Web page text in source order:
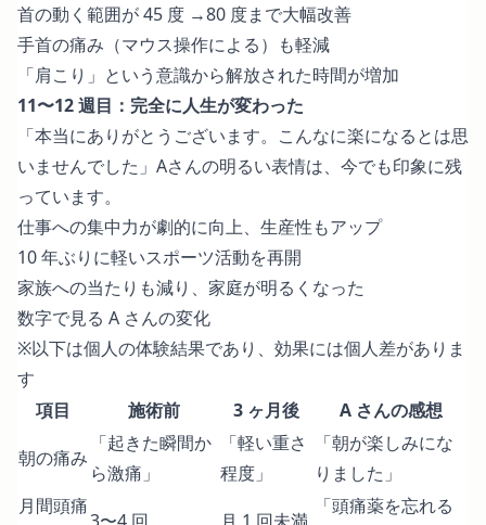
首の動く範囲が 45 度 →80 度まで大幅改善
手首の痛み（マウス操作による）も軽減
「肩こり」という意識から解放された時間が増加
11〜12 週目：完全に人生が変わった
「本当にありがとうございます。こんなに楽になるとは思
いませんでした」Aさんの明るい表情は、今でも印象に残
っています。
仕事への集中力が劇的に向上、生産性もアップ
10 年ぶりに軽いスポーツ活動を再開
家族への当たりも減り、家庭が明るくなった
数字で見る A さんの変化
※以下は個人の体験結果であり、効果には個人差がありま
す
項目
施術前 3 ヶ月後
A さんの感想
朝の痛み
「起きた瞬間か
ら激痛」
「軽い重さ
程度」
「朝が楽しみにな
りました」
月間頭痛
「頭痛薬を忘れる